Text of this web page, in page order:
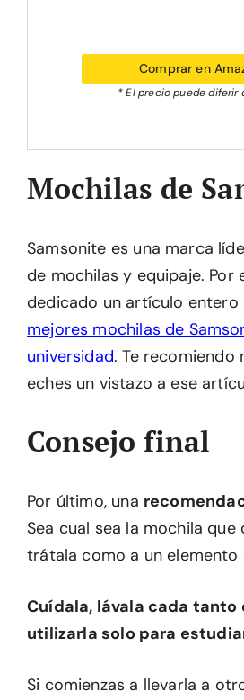
Comprar en
* El precio puede diferir
Mochilas de
Samsonite es una marca
de mochilas y equipaje. Por
dedicado un artículo entero
mejores mochilas de
universidad. Te recomiendo
eches un vistazo a ese
Consejo final
Por último, una
Sea cual sea la mochila
trátala como a un elemento
Cuídala, lávala cada tanto
utilizarla solo para
Si comienzas a llevarla a